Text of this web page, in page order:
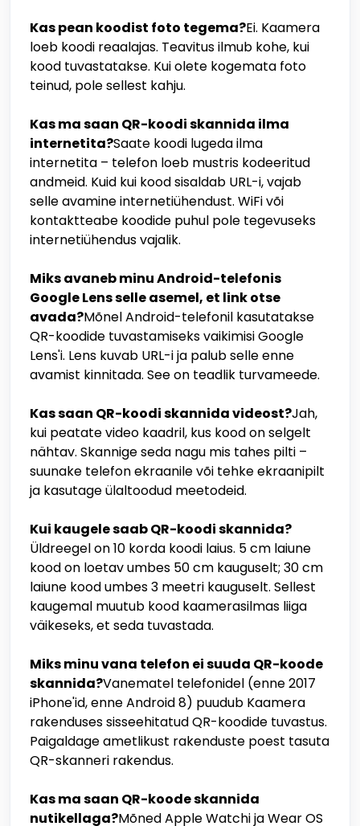
Kas pean koodist foto tegema?Ei. Kaamera
loeb koodi reaalajas. Teavitus ilmub kohe, kui
kood tuvastatakse. Kui olete kogemata foto
teinud, pole sellest kahju.
Kas ma saan QR-koodi skannida ilma
internetita?Saate koodi lugeda ilma
internetita – telefon loeb mustris kodeeritud
andmeid. Kuid kui kood sisaldab URL-i, vajab
selle avamine internetiühendust. WiFi või
kontaktteabe koodide puhul pole tegevuseks
internetiühendus vajalik.
Miks avaneb minu Android-telefonis
Google Lens selle asemel, et link otse
avada?Mõnel Android-telefonil kasutatakse
QR-koodide tuvastamiseks vaikimisi Google
Lens'i. Lens kuvab URL-i ja palub selle enne
avamist kinnitada. See on teadlik turvameede.
Kas saan QR-koodi skannida videost?Jah,
kui peatate video kaadril, kus kood on selgelt
nähtav. Skannige seda nagu mis tahes pilti –
suunake telefon ekraanile või tehke ekraanipilt
ja kasutage ülaltoodud meetodeid.
Kui kaugele saab QR-koodi skannida?
Üldreegel on 10 korda koodi laius. 5 cm laiune
kood on loetav umbes 50 cm kauguselt; 30 cm
laiune kood umbes 3 meetri kauguselt. Sellest
kaugemal muutub kood kaamerasilmas liiga
väikeseks, et seda tuvastada.
Miks minu vana telefon ei suuda QR-koode
skannida?Vanematel telefonidel (enne 2017
iPhone'id, enne Android 8) puudub Kaamera
rakenduses sisseehitatud QR-koodide tuvastus.
Paigaldage ametlikust rakenduste poest tasuta
QR-skanneri rakendus.
Kas ma saan QR-koode skannida
nutikellaga?Mõned Apple Watchi ja Wear OS